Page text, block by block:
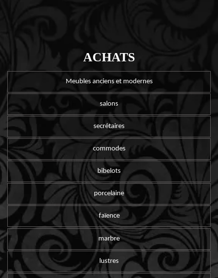
ACHATS
Meubles anciens et modernes
salons
secrétaires
commodes
bibelots
porcelaine
faïence
marbre
lustres